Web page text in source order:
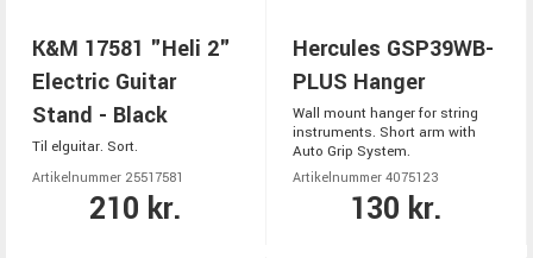
K&M 17581 "Heli 2"
Electric Guitar
Stand - Black
Til elguitar. Sort.
Artikelnummer 25517581
210 kr.
Hercules GSP39WB-
PLUS Hanger
Wall mount hanger for string
instruments. Short arm with
Auto Grip System.
Artikelnummer 4075123
130 kr.